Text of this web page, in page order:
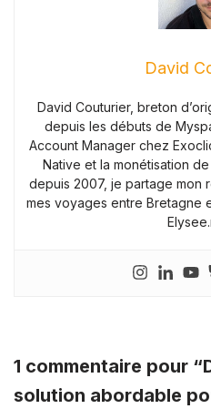
David
David Couturier, breton
depuis les débuts de
Account Manager chez
Native et la monétisation
depuis 2007, je partage mon
mes voyages entre Bretagne
1 commentaire pour
solution abordable